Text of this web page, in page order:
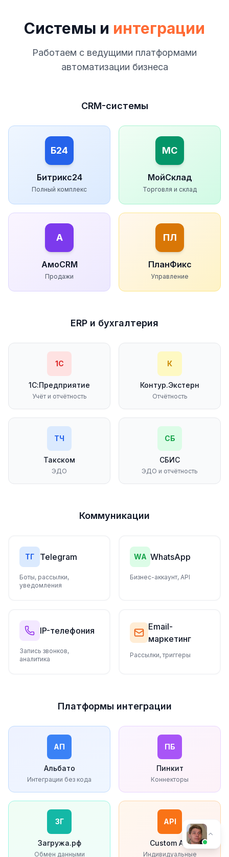
Системы и интеграции
Работаем с ведущими платформами
автоматизации бизнеса
CRM-системы
Б24
Битрикс24
Полный комплекс
МС
МойСклад
Торговля и склад
А
АмоCRM
Продажи
ПЛ
ПланФикс
Управление
ERP и бухгалтерия
1С
1С:Предприятие
Учёт и отчётность
К
Контур.Экстерн
Отчётность
ТЧ
Такском
ЭДО
СБ
СБИС
ЭДО и отчётность
Коммуникации
ТГ Telegram
Боты, рассылки,
уведомления
WA WhatsApp
Бизнес-аккаунт, API
IP-телефония
Запись звонков,
аналитика
Email-
маркетинг
Рассылки, триггеры
Платформы интеграции
АП
Альбато
Интеграции без кода
ПБ
Пинкит
Коннекторы
ЗГ
Загружа.рф
Обмен данными
API
Custom API
Индивидуальные